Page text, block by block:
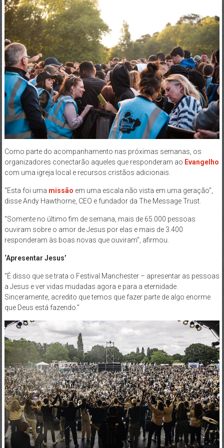
Como parte do acompanhamento nas próximas semanas, os
organizadores conectarão aqueles que responderam ao Evangelho
com uma igreja local e recursos cristãos adicionais.
“Esta foi uma missão em uma escala não vista em uma geração”,
disse Andy Hawthorne, CEO e fundador da The Message Trust.
“Somente no último fim de semana, mais de 65.000 pessoas
ouviram sobre o amor de Jesus por elas e mais de 3.400
responderam às boas novas que ouviram”, afirmou.
‘Apresentar Jesus’
“É disso que se trata o Festival Manchester – apresentar as pessoas
a Jesus e ver vidas mudadas agora e para a eternidade.
Sinceramente, acredito que temos que fazer parte de algo enorme
que Deus está fazendo.”